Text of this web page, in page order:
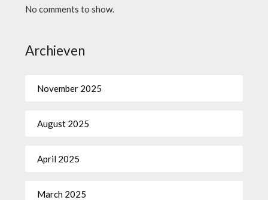
No comments to show.
Archieven
November 2025
August 2025
April 2025
March 2025